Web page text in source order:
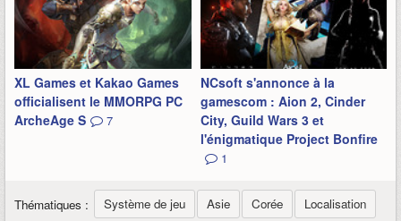
XL Games et Kakao Games
officialisent le MMORPG PC
ArcheAge S
7
NCsoft s'annonce à la
gamescom : Aion 2, Cinder
City, Guild Wars 3 et
l'énigmatique Project Bonfire
1
Thématiques : Système de jeu Asie Corée
Localisation